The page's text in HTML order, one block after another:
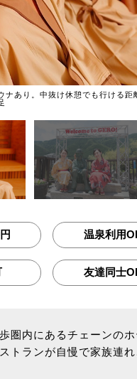
ナあり。中抜け休憩でも行ける距
温泉利用
友達同士
圏内にあるチェーンのホ
トランが自慢で家族連れ